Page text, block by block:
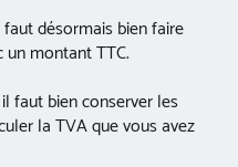
désormais bien faire
montant TTC.
faut bien conserver les
la TVA que vous avez